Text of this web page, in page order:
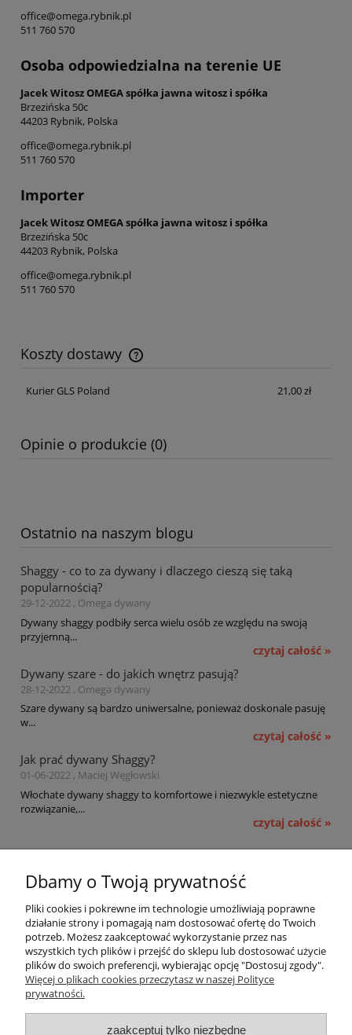
office@omega.rybnik.pl
511 760 570
Osoba odpowiedzialna na terenie UE
Jacek Witosz OMEGA spółka jawna witosz i spółka
Brzezińska 50c
44203 Rybnik, Polska
office@omega.rybnik.pl
511 760 570
Importer
Jacek Witosz OMEGA spółka jawna witosz i spółka
Brzezińska 50c
44203 Rybnik, Polska
office@omega.rybnik.pl
511 760 570
Koszty dostawy
Cena nie zawiera ewentualnych kosztów płatności
Kurier GLS Poland
21,00 zł
Opinie o produkcie (0)
Ostatnio na naszym blogu
Shaggy - co to za dywany i dlaczego cieszą się taką
popularnością?
29-12-2022 , Omega dywany
Dywany shaggy podbiły serca wielu osób ze względu na swoją
przyjemną...
czytaj całość »
Dywany szare - do jakich wnętrz pasują?
28-12-2022 , Omega dywany
Szare dywany są bardzo uniwersalne, ponieważ doskonale pasuję
w...
czytaj całość »
Jak prać dywany Shaggy?
01-06-2022 , Maciej Węgłowski
Włochate dywany shaggy to komfortowe i niezwykle estetyczne
rozwiązanie,...
czytaj całość »
Płatności i dostawa
Informacje
O nas
Dbamy o Twoją prywatność
Pliki cookies i pokrewne im technologie umożliwiają poprawne
działanie strony i pomagają nam dostosować ofertę do Twoich
potrzeb. Możesz zaakceptować wykorzystanie przez nas
wszystkich tych plików i przejść do sklepu lub dostosować użycie
plików do swoich preferencji, wybierając opcję "Dostosuj zgody".
Więcej o plikach cookies przeczytasz w naszej Polityce
prywatności.
zaakceptuj tylko niezbędne